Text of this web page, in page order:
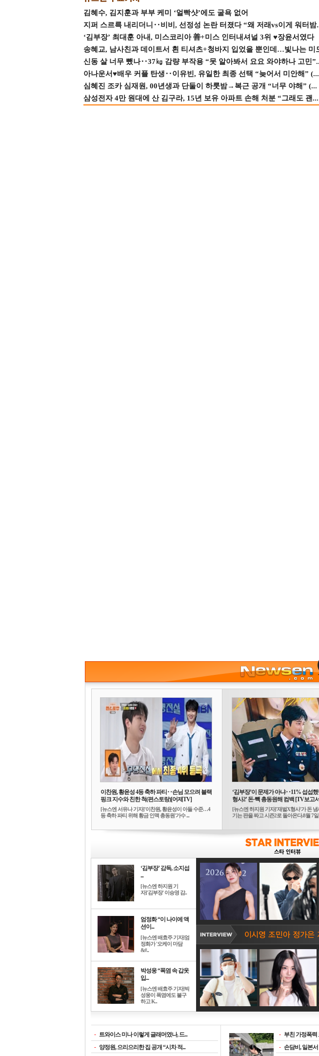
김혜수, 김지훈과 부부 케미 ‘얼빡샷’에도 굴욕 없어
지퍼 스르륵 내리더니‥비비, 선정성 논란 터졌다 “왜 저래vs이게 워터밤
‘김부장’ 최대훈 아내, 미스코리아 善+미스 인터내셔널 3위 ♥장윤서였다
송혜교, 남사친과 데이트서 흰 티셔츠+청바지 입었을 뿐인데…빛나는 미
신동 살 너무 뺐나‥37㎏ 감량 부작용 “못 알아봐서 요요 와야하나 고민
아나운서♥배우 커플 탄생‥이유빈, 유일한 최종 선택 “늦어서 미안해” (...
심혜진 조카 심재원, 00년생과 단둘이 하룻밤→복근 공개 “너무 야해” (...
삼성전자 4만 원대에 산 김구라, 15년 보유 아파트 손해 처분 “그래도 괜...
이찬원, 황윤성 4등 축하 파티‥손님 모으려 블랙
핑크 지수와 친한 척(편스토랑)[어제TV]
[뉴스엔 서유나 기자]'이찬원, 황윤성이 아들 수준…4
등 축하 파티 위해 황금 인맥 총동원'가수 ...
‘김부장’이 문제가 아냐‥11% 섭섭했
형사2’ 돈·빽 총동원해 컴백 [TV보고
[뉴스엔 하지원 기자]'재벌X형사'가 돈 냄
기는 판을 짜고 시즌2로 돌아온다.8월 7일
‘김부장’ 감독, 소지섭
...
[뉴스엔 하지원 기
자]'김부장' 이승영 감..
엄정화 “이 나이에 액
션이...
[뉴스엔 배효주 기자]엄
정화가 '오케이 마담
&#..
박성웅 “폭염 속 갑옷
입...
[뉴스엔 배효주 기자]박
성웅이 폭염에도 불구
하고 K..
- 트와이스 미나 이렇게 글래머였나, 드...
- 양정원, 으리으리한 집 공개 “시차 적...
- 부친 가정폭력
- 손담비, 일본서